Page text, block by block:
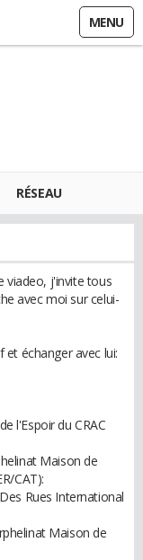
MENU
RÉSEAU
viadeo, j'invite tous
avec moi sur celui-
échanger avec lui:
l'Espoir du CRAC
Maison de
CAT):
Rues International
Maison de